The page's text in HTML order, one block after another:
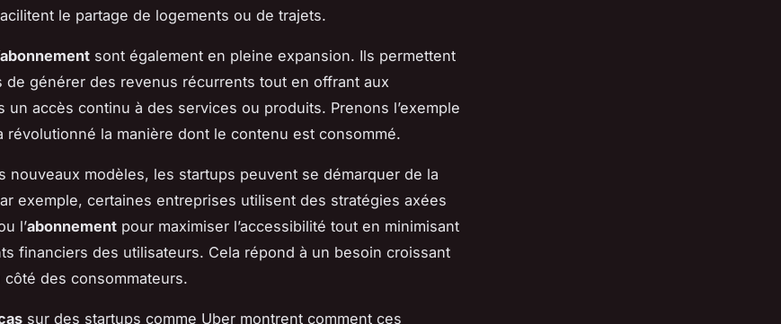
le partage de logements ou de trajets.
sont également en pleine expansion. Ils permettent
de générer des revenus récurrents tout en offrant aux
un accès continu à des services ou produits. Prenons l’exemple
révolutionné la manière dont le contenu est consommé.
nouveaux modèles, les startups peuvent se démarquer de la
exemple, certaines entreprises utilisent des stratégies axées
l’abonnement pour maximiser l’accessibilité tout en minimisant
financiers des utilisateurs. Cela répond à un besoin croissant
des consommateurs.
sur des startups comme Uber montrent comment ces